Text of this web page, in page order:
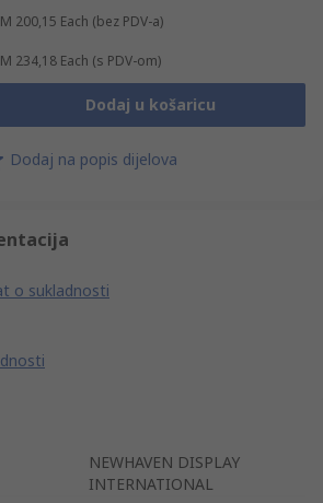
200,15 Each (bez PDV-a)
234,18 Each (s PDV-om)
Dodaj u košaricu
Dodaj na popis dijelova
o sukladnosti
NEWHAVEN DISPLAY
INTERNATIONAL